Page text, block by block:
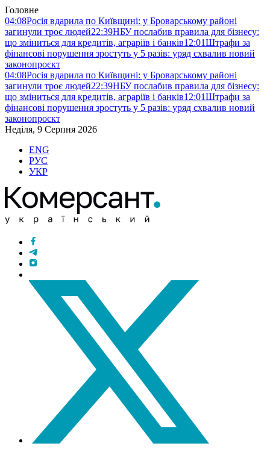
Головне
04:08Росія вдарила по Київщині: у Броварському районі
загинули троє людей22:39НБУ послабив правила для бізнесу:
що зміниться для кредитів, аграріїв і банків12:01Штрафи за
фінансові порушення зростуть у 5 разів: уряд схвалив новий
законопроєкт
04:08Росія вдарила по Київщині: у Броварському районі
загинули троє людей22:39НБУ послабив правила для бізнесу:
що зміниться для кредитів, аграріїв і банків12:01Штрафи за
фінансові порушення зростуть у 5 разів: уряд схвалив новий
законопроєкт
Неділя, 9 Серпня 2026
ENG
РУС
УКР